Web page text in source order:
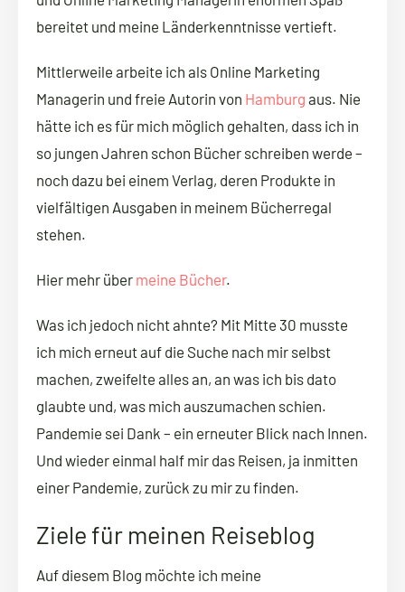
bereitet und meine Länderkenntnisse vertieft.
Mittlerweile arbeite ich als Online Marketing
Managerin und freie Autorin von Hamburg aus. Nie
hätte ich es für mich möglich gehalten, dass ich in
so jungen Jahren schon Bücher schreiben werde –
noch dazu bei einem Verlag, deren Produkte in
vielfältigen Ausgaben in meinem Bücherregal
stehen.
Hier mehr über meine Bücher.
Was ich jedoch nicht ahnte? Mit Mitte 30 musste
ich mich erneut auf die Suche nach mir selbst
machen, zweifelte alles an, an was ich bis dato
glaubte und, was mich auszumachen schien.
Pandemie sei Dank – ein erneuter Blick nach Innen.
Und wieder einmal half mir das Reisen, ja inmitten
einer Pandemie, zurück zu mir zu finden.
Ziele für meinen Reiseblog
Auf diesem Blog möchte ich meine